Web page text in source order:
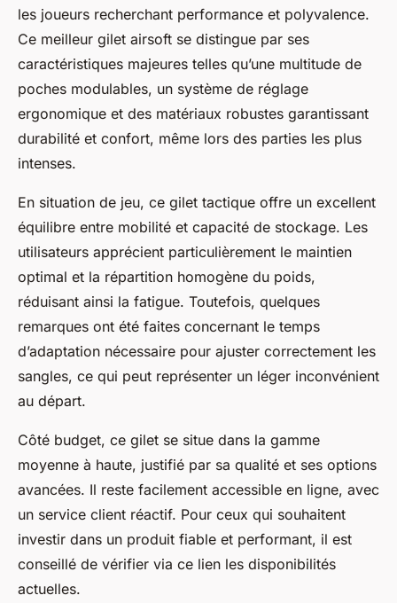
les joueurs recherchant performance et polyvalence.
Ce meilleur gilet airsoft se distingue par ses
caractéristiques majeures telles qu’une multitude de
poches modulables, un système de réglage
ergonomique et des matériaux robustes garantissant
durabilité et confort, même lors des parties les plus
intenses.
En situation de jeu, ce gilet tactique offre un excellent
équilibre entre mobilité et capacité de stockage. Les
utilisateurs apprécient particulièrement le maintien
optimal et la répartition homogène du poids,
réduisant ainsi la fatigue. Toutefois, quelques
remarques ont été faites concernant le temps
d’adaptation nécessaire pour ajuster correctement les
sangles, ce qui peut représenter un léger inconvénient
au départ.
Côté budget, ce gilet se situe dans la gamme
moyenne à haute, justifié par sa qualité et ses options
avancées. Il reste facilement accessible en ligne, avec
un service client réactif. Pour ceux qui souhaitent
investir dans un produit fiable et performant, il est
conseillé de vérifier via ce lien les disponibilités
actuelles.